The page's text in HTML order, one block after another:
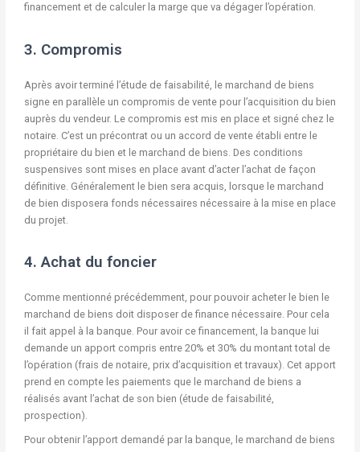
financement et de calculer la marge que va dégager l’opération.
3. Compromis
Après avoir terminé l’étude de faisabilité, le marchand de biens
signe en parallèle un compromis de vente pour l’acquisition du bien
auprès du vendeur. Le compromis est mis en place et signé chez le
notaire. C’est un précontrat ou un accord de vente établi entre le
propriétaire du bien et le marchand de biens. Des conditions
suspensives sont mises en place avant d’acter l’achat de façon
définitive. Généralement le bien sera acquis, lorsque le marchand
de bien disposera fonds nécessaires nécessaire à la mise en place
du projet.
4. Achat du foncier
Comme mentionné précédemment, pour pouvoir acheter le bien le
marchand de biens doit disposer de finance nécessaire. Pour cela
il fait appel à la banque. Pour avoir ce financement, la banque lui
demande un apport compris entre 20% et 30% du montant total de
l’opération (frais de notaire, prix d’acquisition et travaux). Cet apport
prend en compte les paiements que le marchand de biens a
réalisés avant l’achat de son bien (étude de faisabilité,
prospection).
Pour obtenir l’apport demandé par la banque, le marchand de biens